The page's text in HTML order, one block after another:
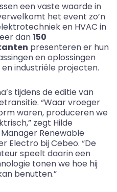
een vaste waarde in
het event zo’n
en HVAC in
dan150
presenteren er hun
en oplossingen
industriële projecten.
tijdens de editie van
“Waar vroeger
waren, produceren we
zegt Hilde
Renewable
Electro bij Cebeo. “De
speelt daarin een
tonen we hoe hij
benutten.”